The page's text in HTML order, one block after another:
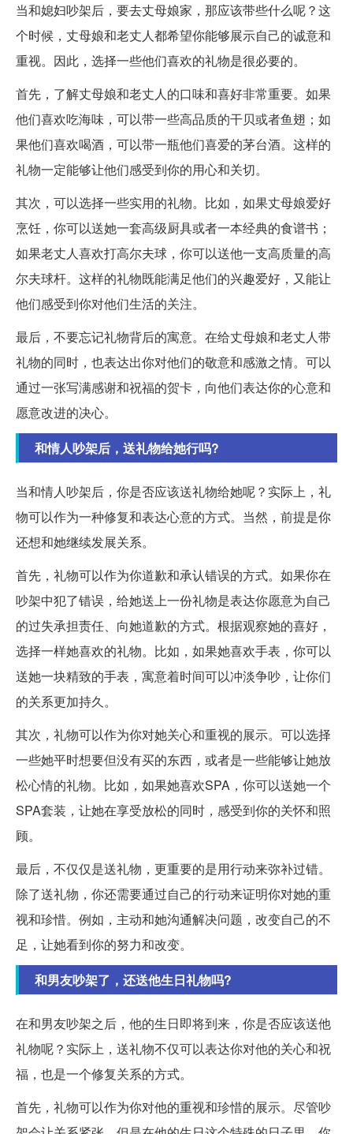
当和媳妇吵架后，要去丈母娘家，那应该带些什么呢？这
个时候，丈母娘和老丈人都希望你能够展示自己的诚意和
重视。因此，选择一些他们喜欢的礼物是很必要的。
首先，了解丈母娘和老丈人的口味和喜好非常重要。如果
他们喜欢吃海味，可以带一些高品质的干贝或者鱼翅；如
果他们喜欢喝酒，可以带一瓶他们喜爱的茅台酒。这样的
礼物一定能够让他们感受到你的用心和关切。
其次，可以选择一些实用的礼物。比如，如果丈母娘爱好
烹饪，你可以送她一套高级厨具或者一本经典的食谱书；
如果老丈人喜欢打高尔夫球，你可以送他一支高质量的高
尔夫球杆。这样的礼物既能满足他们的兴趣爱好，又能让
他们感受到你对他们生活的关注。
最后，不要忘记礼物背后的寓意。在给丈母娘和老丈人带
礼物的同时，也表达出你对他们的敬意和感激之情。可以
通过一张写满感谢和祝福的贺卡，向他们表达你的心意和
愿意改进的决心。
和情人吵架后，送礼物给她行吗?
当和情人吵架后，你是否应该送礼物给她呢？实际上，礼
物可以作为一种修复和表达心意的方式。当然，前提是你
还想和她继续发展关系。
首先，礼物可以作为你道歉和承认错误的方式。如果你在
吵架中犯了错误，给她送上一份礼物是表达你愿意为自己
的过失承担责任、向她道歉的方式。根据观察她的喜好，
选择一样她喜欢的礼物。比如，如果她喜欢手表，你可以
送她一块精致的手表，寓意着时间可以冲淡争吵，让你们
的关系更加持久。
其次，礼物可以作为你对她关心和重视的展示。可以选择
一些她平时想要但没有买的东西，或者是一些能够让她放
松心情的礼物。比如，如果她喜欢SPA，你可以送她一个
SPA套装，让她在享受放松的同时，感受到你的关怀和照
顾。
最后，不仅仅是送礼物，更重要的是用行动来弥补过错。
除了送礼物，你还需要通过自己的行动来证明你对她的重
视和珍惜。例如，主动和她沟通解决问题，改变自己的不
足，让她看到你的努力和改变。
和男友吵架了，还送他生日礼物吗?
在和男友吵架之后，他的生日即将到来，你是否应该送他
礼物呢？实际上，送礼物不仅可以表达你对他的关心和祝
福，也是一个修复关系的方式。
首先，礼物可以作为你对他的重视和珍惜的展示。尽管吵